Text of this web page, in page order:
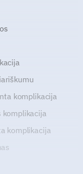
komplikacija
komplikacija
komplikacija